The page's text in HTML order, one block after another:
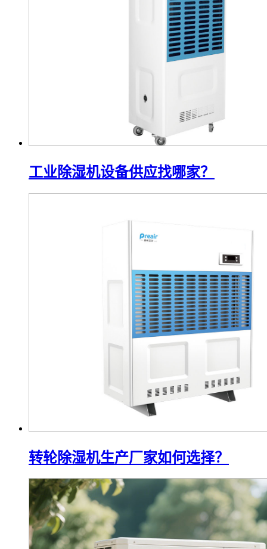
工业除湿机设备供应找哪家？
转轮除湿机生产厂家如何选择？